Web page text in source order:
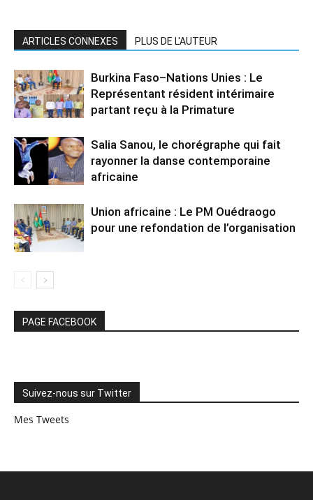
ARTICLES CONNEXES PLUS DE L'AUTEUR
Burkina Faso–Nations Unies : Le
Représentant résident intérimaire
partant reçu à la Primature
Salia Sanou, le chorégraphe qui fait
rayonner la danse contemporaine
africaine
Union africaine : Le PM Ouédraogo
pour une refondation de l’organisation
PAGE FACEBOOK
Suivez-nous sur Twitter
Mes Tweets